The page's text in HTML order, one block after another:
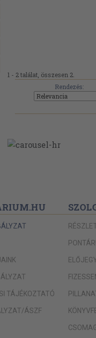
1 - 2 találat, összesen 2.
Rendezés:
TÁJÉKOZTATÓ
ÁSZF